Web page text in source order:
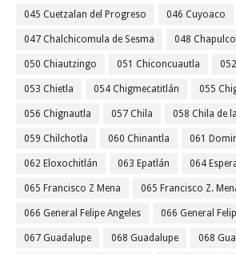
045 Cuetzalan del Progreso 046 Cuyoaco
047 Chalchicomula de Sesma 048 Chapulco
050 Chiautzingo 051 Chiconcuautla
053 Chietla 054 Chigmecatitlán 055
056 Chignautla 057 Chila 058 Chila de
059 Chilchotla 060 Chinantla 061
062 Eloxochitlán 063 Epatlán 064
065 Francisco Z Mena 065 Francisco Z.
066 General Felipe Angeles 066 General
067 Guadalupe 068 Guadalupe 068